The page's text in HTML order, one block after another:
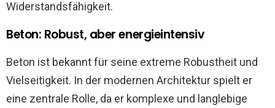
Widerstandsfähigkeit.
Beton: Robust, aber energieintensiv
Beton ist bekannt für seine extreme Robustheit und
Vielseitigkeit. In der modernen Architektur spielt er
eine zentrale Rolle, da er komplexe und langlebige